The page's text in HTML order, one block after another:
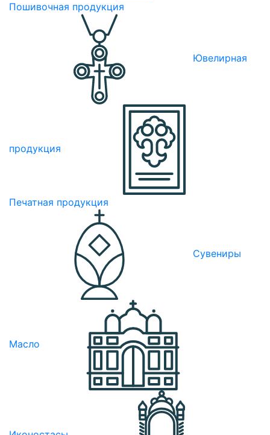
Пошивочная продукция
Ювелирная
продукция
Печатная продукция
Сувениры
Масло